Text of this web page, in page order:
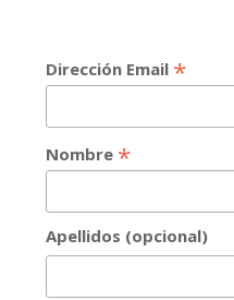
Dirección Email *
Nombre *
Apellidos (opcional)